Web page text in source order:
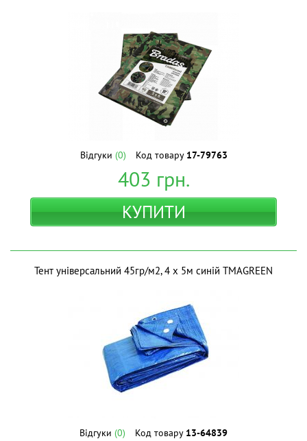
Відгуки (0) Код товару 17-79763
403 грн.
КУПИТИ
Тент універсальний 45гр/м2, 4 х 5м синій ТМAGREEN
Відгуки (0) Код товару 13-64839